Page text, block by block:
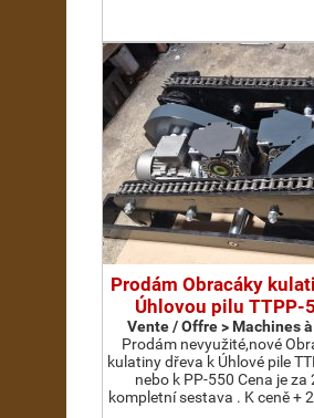
Prodám Obracáky
Úhlovou pilu TTPP-
Vente / Offre > Machines
Prodám nevyužité,nové
kulatiny dřeva k Úhlové pile
nebo k PP-550 Cena je za
kompletní sestava . K ceně +